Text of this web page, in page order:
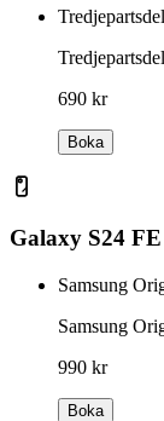
690 kr
Boka
Galaxy S24
Samsung
Samsung
990 kr
Boka